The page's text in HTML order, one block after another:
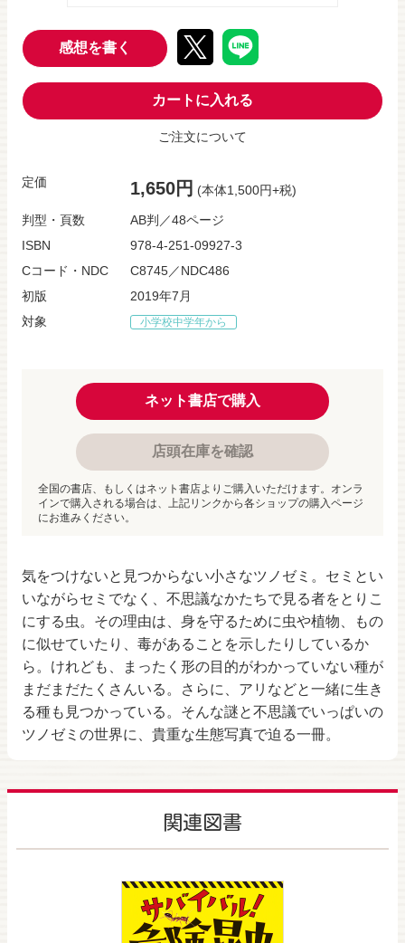
気をつけないと見つからない小さなツノゼミ。セミとい
いながらセミでなく、不思議なかたちで見る者をとりこ
にする虫。その理由は、身を守るために虫や植物、もの
に似せていたり、毒があることを示したりしているか
ら。けれども、まったく形の目的がわかっていない種が
まだまだたくさんいる。さらに、アリなどと一緒に生き
る種も見つかっている。そんな謎と不思議でいっぱいの
ツノゼミの世界に、貴重な生態写真で迫る一冊。
感想を書く
カートに入れる
ご注文について
定価 1,650円 (本体1,500円+税)
判型・頁数
AB判／48ページ
ISBN
978-4-251-09927-3
Cコード・NDC
C8745／NDC486
初版
2019年7月
対象
小学校中学年から
ネット書店で購入
店頭在庫を確認
全国の書店、もしくはネット書店よりご購入いただけます。オンラ
インで購入される場合は、上記リンクから各ショップの購入ページ
にお進みください。
関連図書